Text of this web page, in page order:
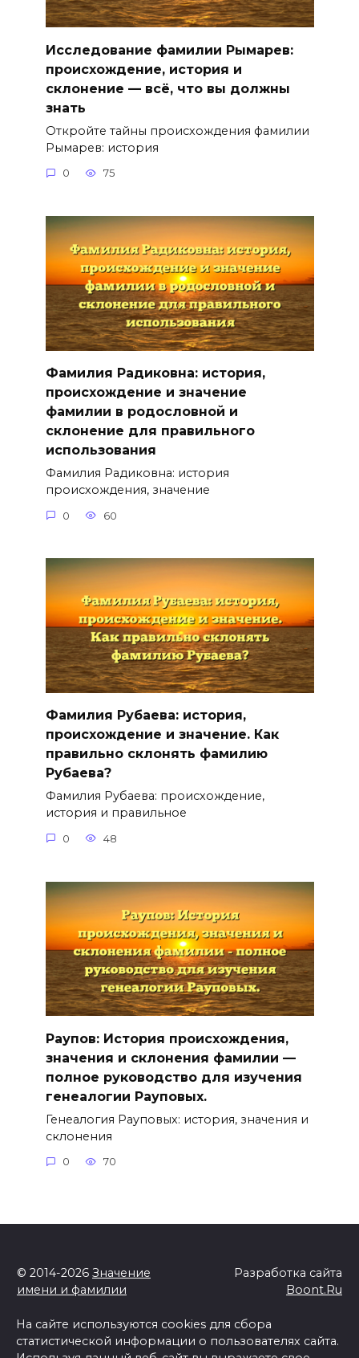
Исследование фамилии Рымарев:
происхождение, история и
склонение — всё, что вы должны
знать
Откройте тайны происхождения фамилии
Рымарев: история
0 75
Фамилия Радиковна: история,
происхождение и значение
фамилии в родословной и
склонение для правильного
использования
Фамилия Радиковна: история
происхождения, значение
0 60
Фамилия Рубаева: история,
происхождение и значение. Как
правильно склонять фамилию
Рубаева?
Фамилия Рубаева: происхождение,
история и правильное
0 48
Раупов: История происхождения,
значения и склонения фамилии —
полное руководство для изучения
генеалогии Рауповых.
Генеалогия Рауповых: история, значения и
склонения
0 70
© 2014-2026 Значение
имени и фамилии
Разработка сайта
Boont.Ru
На сайте используются cookies для сбора
статистической информации о пользователях сайта.